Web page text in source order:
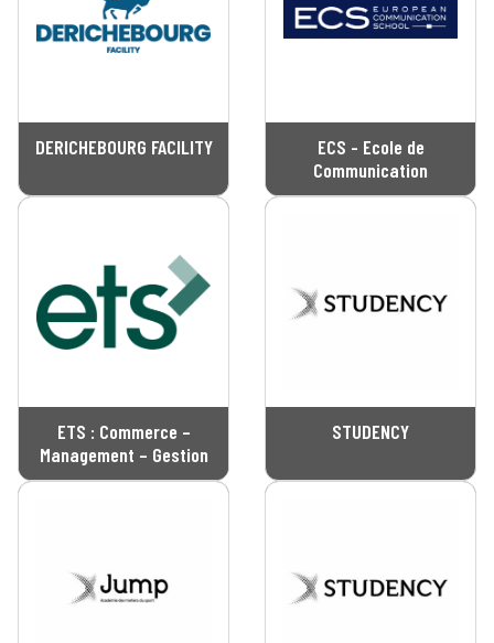
DERICHEBOURG FACILITY
ECS - Ecole de
Communication
ETS : Commerce –
Management – Gestion
STUDENCY